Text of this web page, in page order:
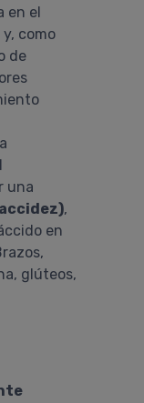
en el
como
de
una
,
en
glúteos,